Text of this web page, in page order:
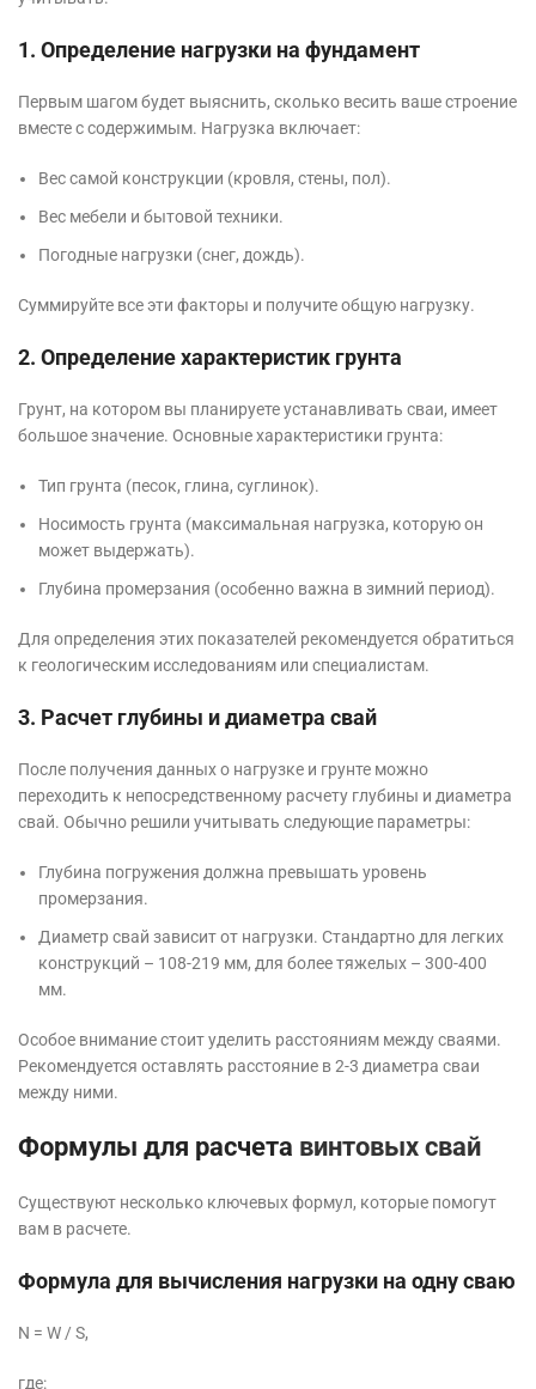
1. Определение нагрузки на фундамент
Первым шагом будет выяснить, сколько весить ваше строение
вместе с содержимым. Нагрузка включает:
Вес самой конструкции (кровля, стены, пол).
Вес мебели и бытовой техники.
Погодные нагрузки (снег, дождь).
Суммируйте все эти факторы и получите общую нагрузку.
2. Определение характеристик грунта
Грунт, на котором вы планируете устанавливать сваи, имеет
большое значение. Основные характеристики грунта:
Тип грунта (песок, глина, суглинок).
Носимость грунта (максимальная нагрузка, которую он
может выдержать).
Глубина промерзания (особенно важна в зимний период).
Для определения этих показателей рекомендуется обратиться
к геологическим исследованиям или специалистам.
3. Расчет глубины и диаметра свай
После получения данных о нагрузке и грунте можно
переходить к непосредственному расчету глубины и диаметра
свай. Обычно решили учитывать следующие параметры:
Глубина погружения должна превышать уровень
промерзания.
Диаметр свай зависит от нагрузки. Стандартно для легких
конструкций – 108-219 мм, для более тяжелых – 300-400
мм.
Особое внимание стоит уделить расстояниям между сваями.
Рекомендуется оставлять расстояние в 2-3 диаметра сваи
между ними.
Формулы для расчета винтовых свай
Существуют несколько ключевых формул, которые помогут
вам в расчете.
Формула для вычисления нагрузки на одну сваю
N = W / S,
где: